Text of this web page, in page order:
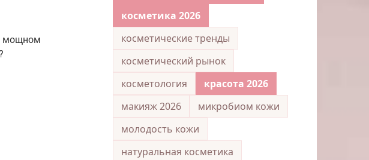
мощном
косметика 2026
косметические тренды
косметический рынок
косметология
красота 2026
макияж 2026
микробиом кожи
молодость кожи
натуральная косметика